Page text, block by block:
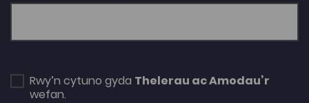
Rwy’n cytuno gyda Thelerau ac Amodau’r
wefan.